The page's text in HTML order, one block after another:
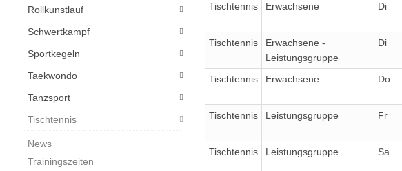
Tischtennis
Erwachsene Di
Tischtennis
Erwachsene -
Leistungsgruppe
Di
Tischtennis
Erwachsene Do
Tischtennis
Leistungsgruppe Fr
Tischtennis
Leistungsgruppe Sa
Rollkunstlauf
Schwertkampf
Sportkegeln
Taekwondo
Tanzsport
Tischtennis
News
Trainingszeiten